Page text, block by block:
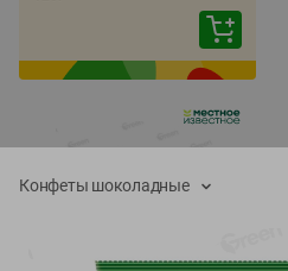
Конфеты шоколадные